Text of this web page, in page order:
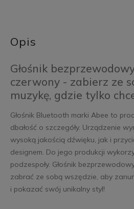
Opis
Głośnik
czerwony - zabierz ze
muzykę, gdzie tylko
Głośnik Bluetooth marki Abee to
dbałość o szczegóły. Urządzenie
wysoką jakością dźwięku, jak i
designem. Do jego produkcji
podzespoły. Głośnik
zabrać ze sobą wszędzie, aby
i pokazać swój unikalny styl!